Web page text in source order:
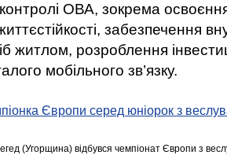
ОВА, зокрема освоєння
забезпечення
житлом, розроблення
мобільного зв’язку.
Європи серед юніорок з
(Угорщина) відбувся чемпіонат Європи з